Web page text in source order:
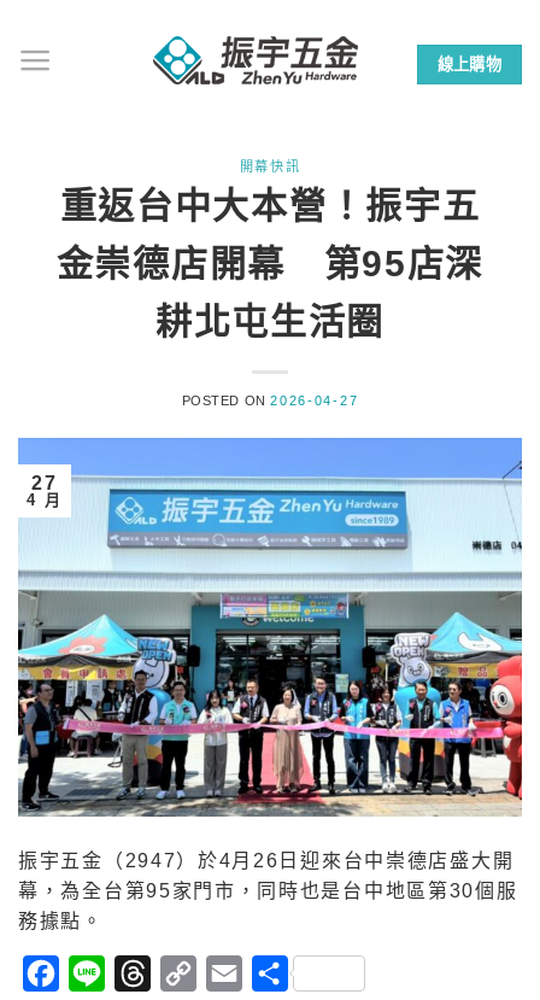
content
線上購物
開幕快訊
重返台中大本營！振宇五
金崇德店開幕 第95店深
耕北屯生活圈
POSTED ON2026-04-27
27
4 月
振宇五金（2947）於4月26日迎來台中崇德店盛大開
幕，為全台第95家門市，同時也是台中地區第30個服
務據點。
Facebook
Line Threads
Copy Email分